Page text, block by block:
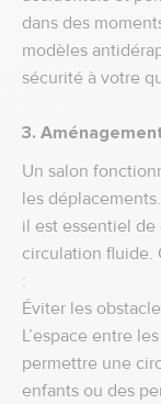
dans des
modèles
sécurité à votre
3.
Un salon
les
il est essentiel
circulation fluide.
:
Éviter les
L’espace entre
permettre une
enfants ou des